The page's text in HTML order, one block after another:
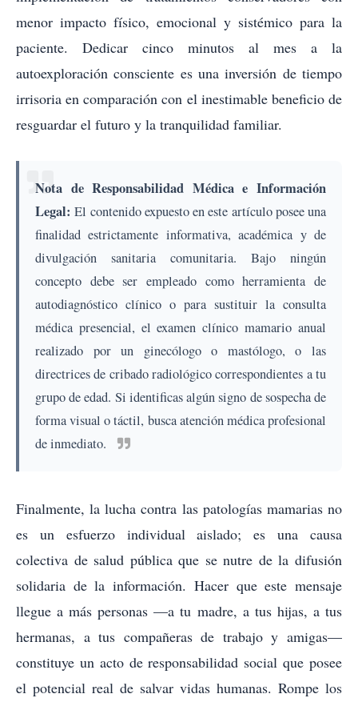
menor impacto físico, emocional y sistémico para la
paciente. Dedicar cinco minutos al mes a la
autoexploración consciente es una inversión de tiempo
irrisoria en comparación con el inestimable beneficio de
resguardar el futuro y la tranquilidad familiar.
Nota de Responsabilidad Médica e Información
Legal: El contenido expuesto en este artículo posee una
finalidad estrictamente informativa, académica y de
divulgación sanitaria comunitaria. Bajo ningún
concepto debe ser empleado como herramienta de
autodiagnóstico clínico o para sustituir la consulta
médica presencial, el examen clínico mamario anual
realizado por un ginecólogo o mastólogo, o las
directrices de cribado radiológico correspondientes a tu
grupo de edad. Si identificas algún signo de sospecha de
forma visual o táctil, busca atención médica profesional
de inmediato.
Finalmente, la lucha contra las patologías mamarias no
es un esfuerzo individual aislado; es una causa
colectiva de salud pública que se nutre de la difusión
solidaria de la información. Hacer que este mensaje
llegue a más personas —a tu madre, a tus hijas, a tus
hermanas, a tus compañeras de trabajo y amigas—
constituye un acto de responsabilidad social que posee
el potencial real de salvar vidas humanas. Rompe los